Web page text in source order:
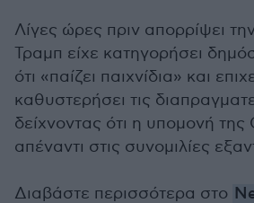
Λίγες ώρες πριν απορρίψει
Τραμπ είχε κατηγορήσει
ότι «παίζει παιχνίδια» και
καθυστερήσει τις
δείχνοντας ότι η υπομονή της
απέναντι στις συνομιλίες
Διαβάστε περισσότερα στο